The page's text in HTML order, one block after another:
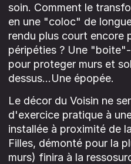
soin. Comment le
en une "coloc" de
rendu plus court encore
péripéties ? Une
pour proteger murs et
dessus...Une épopée.
Le décor du Voisin ne
d'exercice pratique à
installée à proximité de
Filles, démonté pour la
murs) finira à la